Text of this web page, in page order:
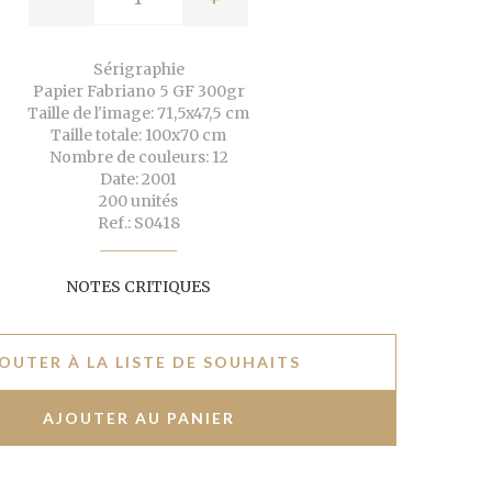
Sérigraphie
Papier Fabriano 5 GF 300gr
Taille de l'image: 71,5x47,5 cm
Taille totale: 100x70 cm
Nombre de couleurs: 12
Date: 2001
200 unités
Ref.: S0418
NOTES CRITIQUES
À LA LISTE DE SOUHAITS